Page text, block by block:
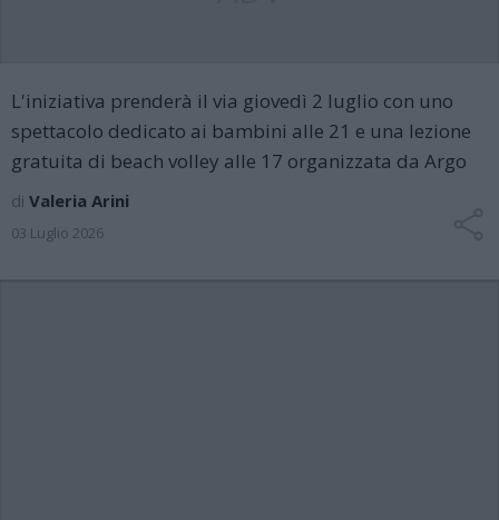
L'iniziativa prenderà il via giovedì 2 luglio con uno
spettacolo dedicato ai bambini alle 21 e una lezione
gratuita di beach volley alle 17 organizzata da Argo
di Valeria Arini
03 Luglio 2026